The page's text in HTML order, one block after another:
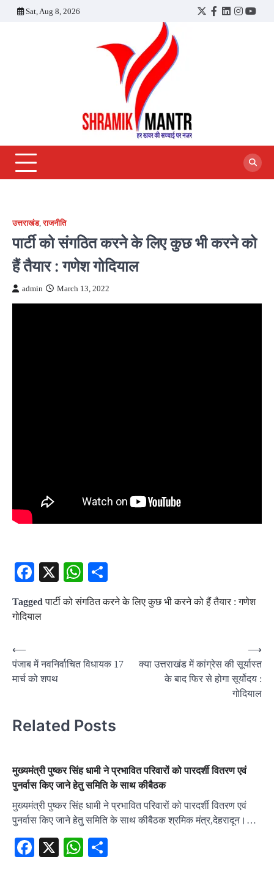
Sat, Aug 8, 2026
Twitter
Facebook
LinkedIn
उत्तराखंड,राजनीति
पार्टी को संगठित करने के लिए कुछ भी करने को
हैं तैयार : गणेश गोदियाल
admin March 13, 2022
Facebook
X WhatsApp
Taggedपार्टी को संगठित करने के लिए कुछ भी करने को हैं तैयार : गणेश
गोदियाल
Post
navigation
⟵
पंजाब में नवनिर्वाचित विधायक 17
मार्च को शपथ
क्या उत्तराखंड में कांग्रेस की सूर्यास्त
के बाद फिर से होगा सूर्योदय :
गोदियाल
⟶
Related Posts
मुख्यमंत्री पुष्कर सिंह धामी ने प्रभावित परिवारों को पारदर्शी वितरण एवं
पुनर्वास किए जाने हेतु समिति के साथ कीबैठक
मुख्यमंत्री पुष्कर सिंह धामी ने प्रभावित परिवारों को पारदर्शी वितरण एवं
पुनर्वास किए जाने हेतु समिति के साथ कीबैठक श्रमिक मंत्र,देहरादून।…
Facebook
X WhatsApp